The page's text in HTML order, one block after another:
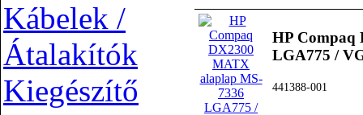
Kábelek /
Átalakítók
Kiegészítő
HP Compaq
LGA775 /
441388-001